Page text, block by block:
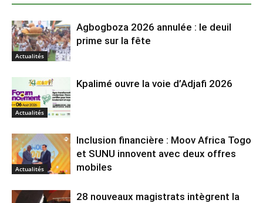
Actualités
Agbogboza 2026 annulée : le deuil
prime sur la fête
Actualités
Kpalimé ouvre la voie d’Adjafi 2026
Actualités
Inclusion financière : Moov Africa Togo
et SUNU innovent avec deux offres
mobiles
28 nouveaux magistrats intègrent la